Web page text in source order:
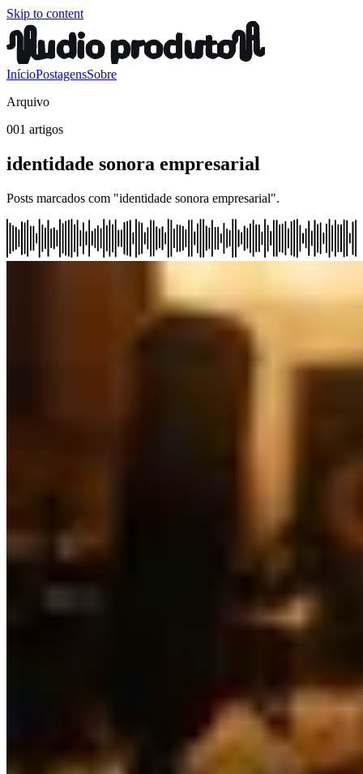
Skip to content
InícioPostagensSobre
Arquivo
001 artigos
identidade sonora empresarial
Posts marcados com "identidade sonora empresarial".